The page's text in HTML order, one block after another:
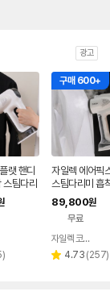
광고
랫 핸디
스팀다리
)
구매 600+
자일렉 에어픽
스팀다리미 흡
형 다리미 휴대
2611
89,800원
무료
자일렉 코리아
별 4.73 리
(257)